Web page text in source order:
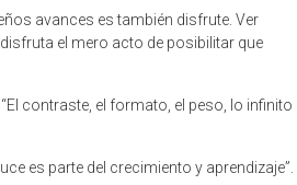
avances es también disfrute. Ver
el mero acto de posibilitar que
contraste, el formato, el peso, lo infinito
es parte del crecimiento y aprendizaje”.